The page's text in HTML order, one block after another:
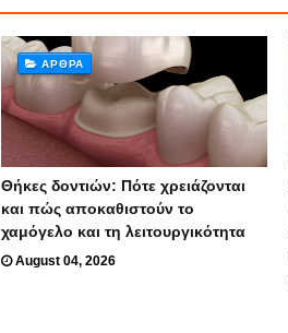
ΆΡΘΡΑ
Θήκες δοντιών: Πότε χρειάζονται
και πώς αποκαθιστούν το
χαμόγελο και τη λειτουργικότητα
August 04, 2026